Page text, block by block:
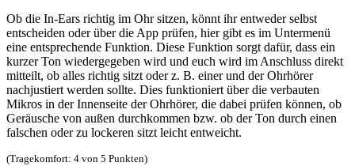
Ob die In-Ears richtig im Ohr sitzen, könnt ihr entweder selbst
entscheiden oder über die App prüfen, hier gibt es im Untermenü
eine entsprechende Funktion. Diese Funktion sorgt dafür, dass ein
kurzer Ton wiedergegeben wird und euch wird im Anschluss direkt
mitteilt, ob alles richtig sitzt oder z. B. einer und der Ohrhörer
nachjustiert werden sollte. Dies funktioniert über die verbauten
Mikros in der Innenseite der Ohrhörer, die dabei prüfen können, ob
Geräusche von außen durchkommen bzw. ob der Ton durch einen
falschen oder zu lockeren sitzt leicht entweicht.
(Tragekomfort: 4 von 5 Punkten)